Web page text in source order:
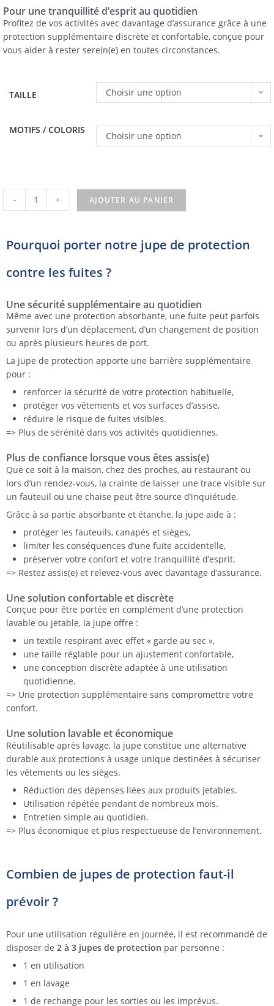
Pour une tranquillité d’esprit au quotidien
Profitez de vos activités avec davantage d’assurance grâce à une
protection supplémentaire discrète et confortable, conçue pour
vous aider à rester serein(e) en toutes circonstances.
TAILLE Choisir une option
MOTIFS / COLORIS
Choisir une option
- + AJOUTER AU PANIER
Pourquoi porter notre jupe de protection
contre les fuites ?
Une sécurité supplémentaire au quotidien
Même avec une protection absorbante, une fuite peut parfois
survenir lors d’un déplacement, d’un changement de position
ou après plusieurs heures de port.
La jupe de protection apporte une barrière supplémentaire
pour :
renforcer la sécurité de votre protection habituelle,
protéger vos vêtements et vos surfaces d’assise,
réduire le risque de fuites visibles.
=> Plus de sérénité dans vos activités quotidiennes.
Plus de confiance lorsque vous êtes assis(e)
Que ce soit à la maison, chez des proches, au restaurant ou
lors d’un rendez-vous, la crainte de laisser une trace visible sur
un fauteuil ou une chaise peut être source d’inquiétude.
Grâce à sa partie absorbante et étanche, la jupe aide à :
protéger les fauteuils, canapés et sièges,
limiter les conséquences d’une fuite accidentelle,
préserver votre confort et votre tranquillité d’esprit.
=> Restez assis(e) et relevez-vous avec davantage d’assurance.
Une solution confortable et discrète
Conçue pour être portée en complément d’une protection
lavable ou jetable, la jupe offre :
un textile respirant avec effet « garde au sec »,
une taille réglable pour un ajustement confortable,
une conception discrète adaptée à une utilisation
quotidienne.
=> Une protection supplémentaire sans compromettre votre
confort.
Une solution lavable et économique
Réutilisable après lavage, la jupe constitue une alternative
durable aux protections à usage unique destinées à sécuriser
les vêtements ou les sièges.
Réduction des dépenses liées aux produits jetables.
Utilisation répétée pendant de nombreux mois.
Entretien simple au quotidien.
=> Plus économique et plus respectueuse de l’environnement.
Combien de jupes de protection faut-il
prévoir ?
Pour une utilisation régulière en journée, il est recommandé de
disposer de 2 à 3 jupes de protection par personne :
1 en utilisation
1 en lavage
1 de rechange pour les sorties ou les imprévus.